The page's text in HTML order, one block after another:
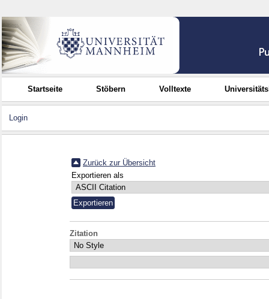
Startseite Stöbern Volltexte
Login
Zurück zur Übersicht
Exportieren als
Zitation